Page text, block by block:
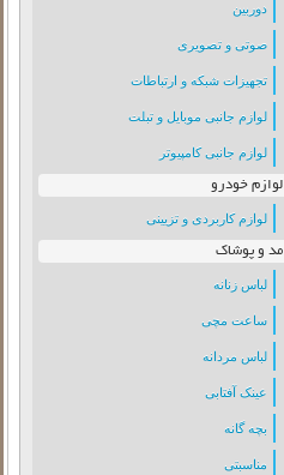
دوربین
صوتی و تصویری
تجهیزات شبکه و ارتباطات
لوازم جانبی موبایل و تبلت
لوازم جانبی کامپیوتر
لوازم خودرو
لوازم کاربردی و تزیینی
مد و پوشاک
لباس زنانه
ساعت مچی
لباس مردانه
عینک آفتابی
بچه گانه
مناسبتی